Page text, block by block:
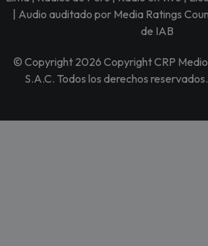
| Audio auditado por Media Ratings
de IAB
© Copyright 2026 Copyright CRP
S.A.C. Todos los derechos